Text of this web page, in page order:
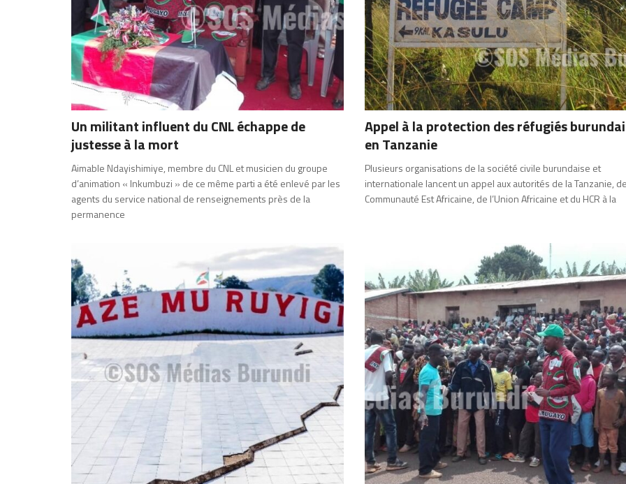
Un militant influent du CNL échappe de
justesse à la mort
Aimable Ndayishimiye, membre du CNL et musicien du groupe
d’animation « Inkumbuzi » de ce même parti a été enlevé par les
agents du service national de renseignements près de la
permanence
Appel à la protection des réfugiés
en Tanzanie
Plusieurs organisations de la société civile burundaise et
internationale lancent un appel aux autorités de la Tanzanie,
Communauté Est Africaine, de l’Union Africaine et du HCR à la